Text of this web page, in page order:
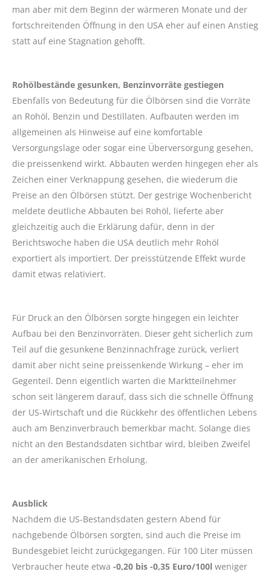
man aber mit dem Beginn der wärmeren Monate und der
fortschreitenden Öffnung in den USA eher auf einen Anstieg
statt auf eine Stagnation gehofft.
Rohölbestände gesunken, Benzinvorräte gestiegen
Ebenfalls von Bedeutung für die Ölbörsen sind die Vorräte
an Rohöl, Benzin und Destillaten. Aufbauten werden im
allgemeinen als Hinweise auf eine komfortable
Versorgungslage oder sogar eine Überversorgung gesehen,
die preissenkend wirkt. Abbauten werden hingegen eher als
Zeichen einer Verknappung gesehen, die wiederum die
Preise an den Ölbörsen stützt. Der gestrige Wochenbericht
meldete deutliche Abbauten bei Rohöl, lieferte aber
gleichzeitig auch die Erklärung dafür, denn in der
Berichtswoche haben die USA deutlich mehr Rohöl
exportiert als importiert. Der preisstützende Effekt wurde
damit etwas relativiert.
Für Druck an den Ölbörsen sorgte hingegen ein leichter
Aufbau bei den Benzinvorräten. Dieser geht sicherlich zum
Teil auf die gesunkene Benzinnachfrage zurück, verliert
damit aber nicht seine preissenkende Wirkung – eher im
Gegenteil. Denn eigentlich warten die Marktteilnehmer
schon seit längerem darauf, dass sich die schnelle Öffnung
der US-Wirtschaft und die Rückkehr des öffentlichen Lebens
auch am Benzinverbrauch bemerkbar macht. Solange dies
nicht an den Bestandsdaten sichtbar wird, bleiben Zweifel
an der amerikanischen Erholung.
Ausblick
Nachdem die US-Bestandsdaten gestern Abend für
nachgebende Ölbörsen sorgten, sind auch die Preise im
Bundesgebiet leicht zurückgegangen. Für 100 Liter müssen
Verbraucher heute etwa -0,20 bis -0,35 Euro/100l weniger